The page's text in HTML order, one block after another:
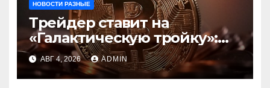
НОВОСТИ РАЗНЫЕ
Трейдер ставит на
«Галактическую тройку»:
Circle, Coinbase и ETH
АВГ 4, 2026 ADMIN